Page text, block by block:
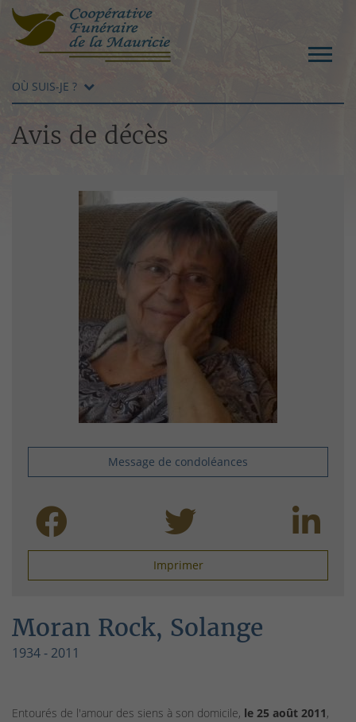
OÙ SUIS-JE ?
Avis de décès
Message de condoléances
Imprimer
Moran Rock, Solange
1934 - 2011
Entourés de l'amour des siens à son domicile, le 25 août 2011,